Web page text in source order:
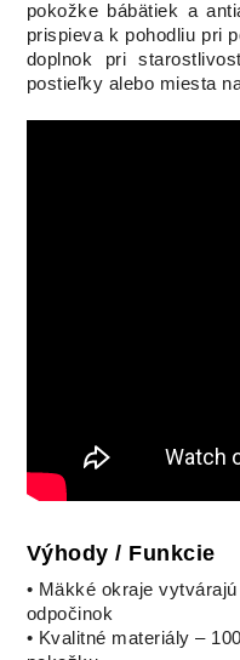
pokožke bábätiek a
prispieva k pohodliu pri
doplnok pri
postieľky alebo miesta
Výhody / Funkcie
• Mäkké okraje
odpočinok
• Kvalitné materiály –